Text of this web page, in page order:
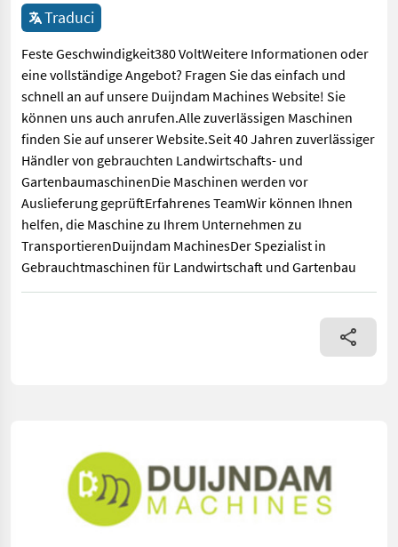
Traduci
Feste Geschwindigkeit380 VoltWeitere Informationen oder
eine vollständige Angebot? Fragen Sie das einfach und
schnell an auf unsere Duijndam Machines Website! Sie
können uns auch anrufen.Alle zuverlässigen Maschinen
finden Sie auf unserer Website.Seit 40 Jahren zuverlässiger
Händler von gebrauchten Landwirtschafts- und
GartenbaumaschinenDie Maschinen werden vor
Auslieferung geprüftErfahrenes TeamWir können Ihnen
helfen, die Maschine zu Ihrem Unternehmen zu
TransportierenDuijndam MachinesDer Spezialist in
Gebrauchtmaschinen für Landwirtschaft und Gartenbau
Feste Geschwindigkeit380 VoltWeitere Informationen oder